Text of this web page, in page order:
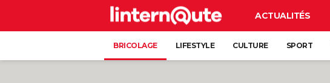
ACTUALITÉS
BRICOLAGE LIFESTYLE CULTURE SPORT